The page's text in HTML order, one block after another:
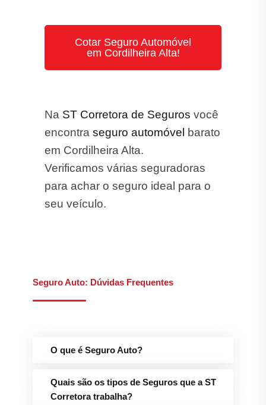
Cotar Seguro Automóvel
em Cordilheira Alta!
Na ST Corretora de Seguros você
encontra seguro automóvel
barato
em Cordilheira Alta.
Verificamos várias seguradoras
para achar o seguro ideal para o
seu veículo.
Seguro Auto: Dúvidas Frequentes
O que é Seguro Auto?
Quais são os tipos de Seguros que a ST
Corretora trabalha?